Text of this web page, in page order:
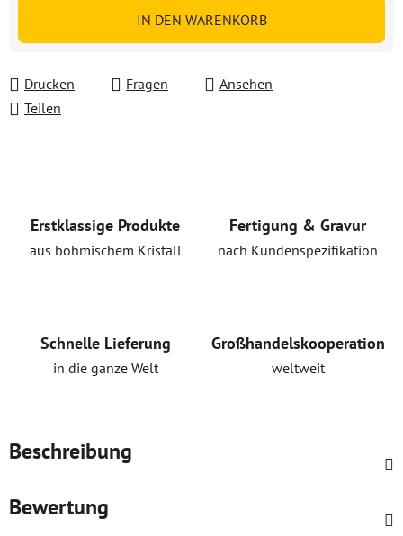
IN DEN WARENKORB
Drucken Fragen
Ansehen
Teilen
Erstklassige Produkte
aus böhmischem Kristall
Fertigung & Gravur
nach Kundenspezifikation
Schnelle Lieferung
in die ganze Welt
Großhandelskooperation
weltweit
Beschreibung
Bewertung